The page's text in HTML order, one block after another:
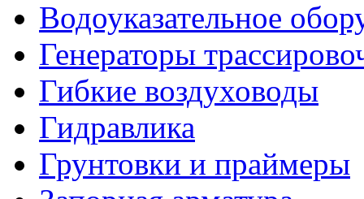
Водоуказательное
Генераторы
Гибкие воздуховоды
Гидравлика
Грунтовки и праймеры